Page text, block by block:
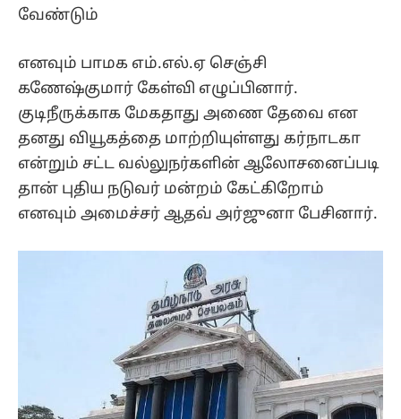
வேண்டும்
எனவும் பாமக எம்.எல்.ஏ செஞ்சி
கணேஷ்குமார் கேள்வி எழுப்பினார்.
குடிநீருக்காக மேகதாது அணை தேவை என
தனது வியூகத்தை மாற்றியுள்ளது கர்நாடகா
என்றும் சட்ட வல்லுநர்களின் ஆலோசனைப்படி
தான் புதிய நடுவர் மன்றம் கேட்கிறோம்
எனவும் அமைச்சர் ஆதவ் அர்ஜுனா பேசினார்.